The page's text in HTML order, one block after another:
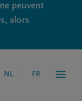
peuvent
alors
NL FR